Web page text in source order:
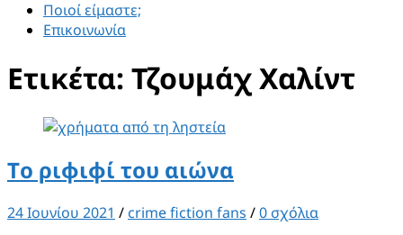
Ποιοί είμαστε;
Επικοινωνία
Ετικέτα: Τζουμάχ Χαλίντ
Τo ριφιφί του αιώνα
24 Ιουνίου 2021 / crime fiction fans /0 σχόλια